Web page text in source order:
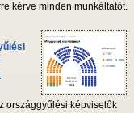
kérve minden munkáltatót.
országgyűlési képviselők